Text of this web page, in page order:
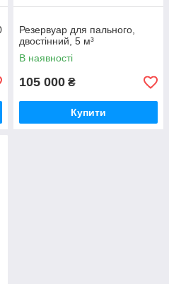
Резервуар для пального,
двостінний, 5 м³
В наявності
105 000 ₴
Купити